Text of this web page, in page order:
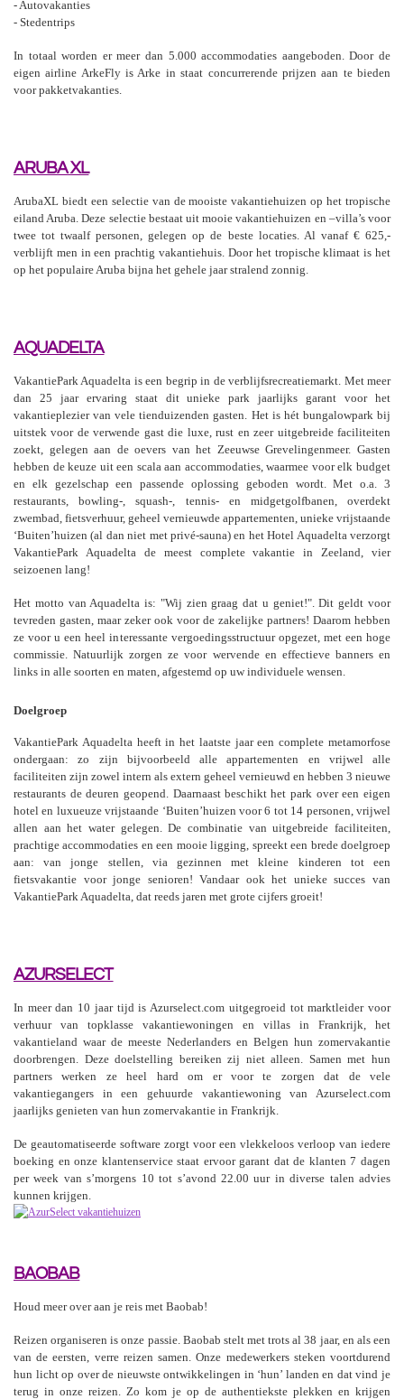
- Autovakanties
- Stedentrips
In totaal worden er meer dan 5.000 accommodaties aangeboden. Door de
eigen airline ArkeFly is Arke in staat concurrerende prijzen aan te bieden
voor pakketvakanties.
ARUBA XL
ArubaXL biedt een selectie van de mooiste vakantiehuizen op het tropische
eiland Aruba. Deze selectie bestaat uit mooie vakantiehuizen en –villa’s voor
twee tot twaalf personen, gelegen op de beste locaties. Al vanaf € 625,-
verblijft men in een prachtig vakantiehuis. Door het tropische klimaat is het
op het populaire Aruba bijna het gehele jaar stralend zonnig.
AQUADELTA
VakantiePark Aquadelta is een begrip in de verblijfsrecreatiemarkt. Met meer
dan 25 jaar ervaring staat dit unieke park jaarlijks garant voor het
vakantieplezier van vele tienduizenden gasten. Het is hét bungalowpark bij
uitstek voor de verwende gast die luxe, rust en zeer uitgebreide faciliteiten
zoekt, gelegen aan de oevers van het Zeeuwse Grevelingenmeer. Gasten
hebben de keuze uit een scala aan accommodaties, waarmee voor elk budget
en elk gezelschap een passende oplossing geboden wordt. Met o.a. 3
restaurants, bowling-, squash-, tennis- en midgetgolfbanen, overdekt
zwembad, fietsverhuur, geheel vernieuwde appartementen, unieke vrijstaande
‘Buiten’huizen (al dan niet met privé-sauna) en het Hotel Aquadelta verzorgt
VakantiePark Aquadelta de meest complete vakantie in Zeeland, vier
seizoenen lang!
Het motto van Aquadelta is: "Wij zien graag dat u geniet!". Dit geldt voor
tevreden gasten, maar zeker ook voor de zakelijke partners! Daarom hebben
ze voor u een heel interessante vergoedingsstructuur opgezet, met een hoge
commissie. Natuurlijk zorgen ze voor wervende en effectieve banners en
links in alle soorten en maten, afgestemd op uw individuele wensen.
Doelgroep
VakantiePark Aquadelta heeft in het laatste jaar een complete metamorfose
ondergaan: zo zijn bijvoorbeeld alle appartementen en vrijwel alle
faciliteiten zijn zowel intern als extern geheel vernieuwd en hebben 3 nieuwe
restaurants de deuren geopend. Daarnaast beschikt het park over een eigen
hotel en luxueuze vrijstaande ‘Buiten’huizen voor 6 tot 14 personen, vrijwel
allen aan het water gelegen. De combinatie van uitgebreide faciliteiten,
prachtige accommodaties en een mooie ligging, spreekt een brede doelgroep
aan: van jonge stellen, via gezinnen met kleine kinderen tot een
fietsvakantie voor jonge senioren! Vandaar ook het unieke succes van
VakantiePark Aquadelta, dat reeds jaren met grote cijfers groeit!
AZURSELECT
In meer dan 10 jaar tijd is Azurselect.com uitgegroeid tot marktleider voor
verhuur van topklasse vakantiewoningen en villas in Frankrijk, het
vakantieland waar de meeste Nederlanders en Belgen hun zomervakantie
doorbrengen. Deze doelstelling bereiken zij niet alleen. Samen met hun
partners werken ze heel hard om er voor te zorgen dat de vele
vakantiegangers in een gehuurde vakantiewoning van Azurselect.com
jaarlijks genieten van hun zomervakantie in Frankrijk.
De geautomatiseerde software zorgt voor een vlekkeloos verloop van iedere
boeking en onze klantenservice staat ervoor garant dat de klanten 7 dagen
per week van s’morgens 10 tot s’avond 22.00 uur in diverse talen advies
kunnen krijgen.
BAOBAB
Houd meer over aan je reis met Baobab!
Reizen organiseren is onze passie. Baobab stelt met trots al 38 jaar, en als een
van de eersten, verre reizen samen. Onze medewerkers steken voortdurend
hun licht op over de nieuwste ontwikkelingen in ‘hun’ landen en dat vind je
terug in onze reizen. Zo kom je op de authentiekste plekken en krijgen